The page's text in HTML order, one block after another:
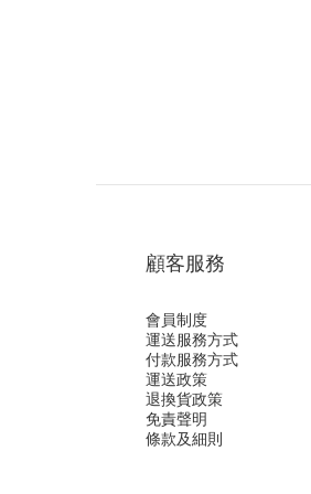
顧客服務
會員制度
運送服務方式
付款服務方式
運送政策
退換貨政策
免責聲明
條款及細則